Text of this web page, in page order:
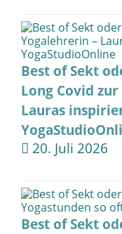
Best of Sekt
Long Covid
Lauras
20. Juli 2026
Best of Sekt